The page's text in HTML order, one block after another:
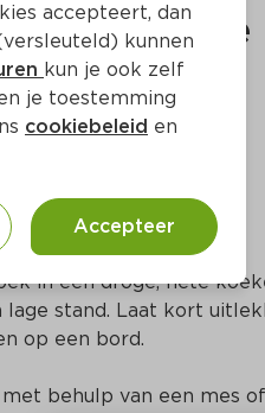
peterselie
in een droge, hete
lage stand. Laat kort
op een bord.
behulp van een mes
accepteert, dan
kunnen
kun je ook zelf
je toestemming
cookiebeleid en
Accepteer